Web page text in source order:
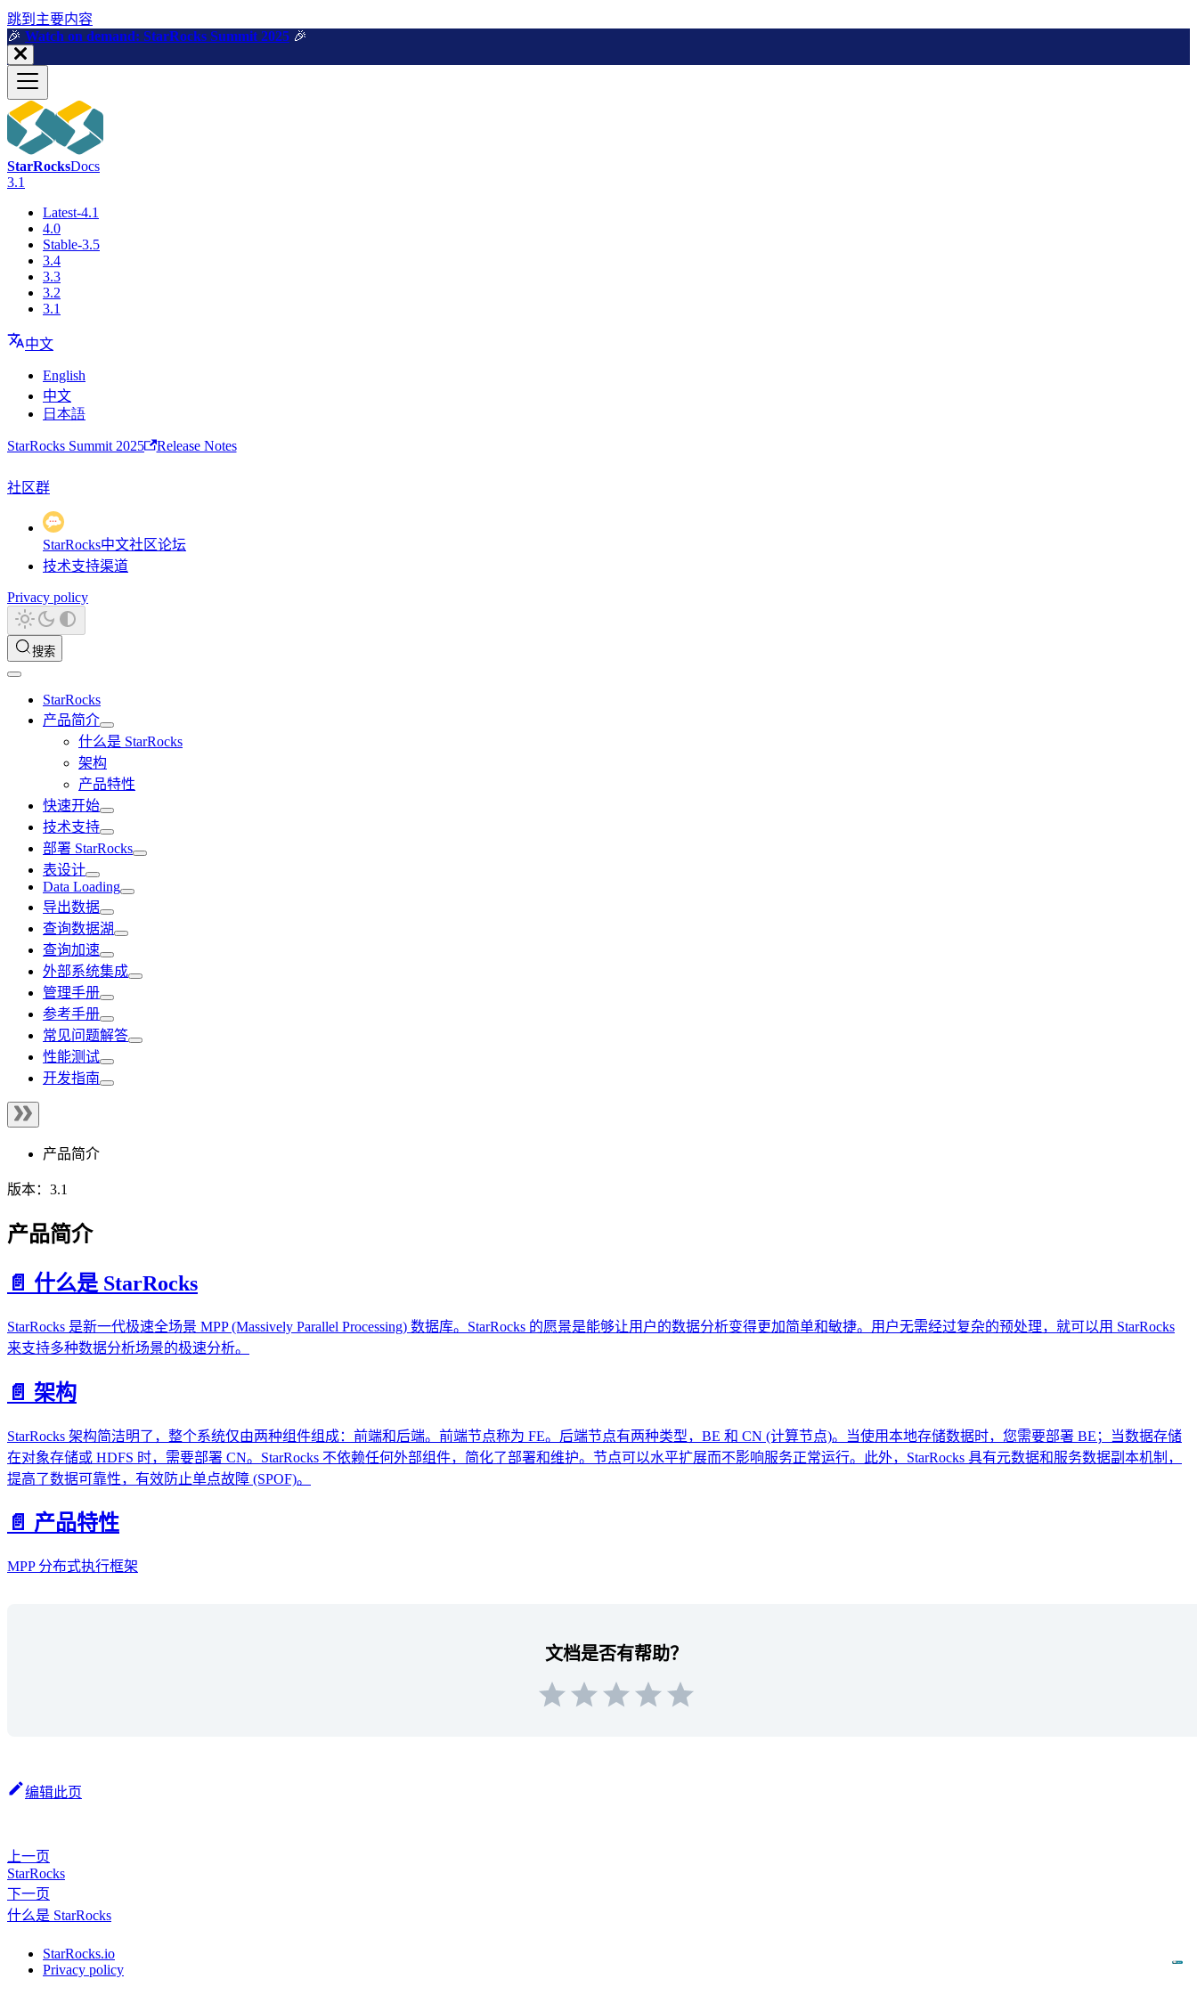
跳到主要内容
🎉️ Watch on demand: StarRocks Summit 2025 🎉️
StarRocksDocs
3.1
Latest-4.1
4.0
Stable-3.5
3.4
3.3
3.2
3.1
中文
English
中文
日本語
StarRocks Summit 2025 Release Notes
社区群
StarRocks中文社区论坛
技术支持渠道
Privacy policy
搜索
StarRocks
产品简介
什么是 StarRocks
架构
产品特性
快速开始
技术支持
部署 StarRocks
表设计
Data Loading
导出数据
查询数据湖
查询加速
外部系统集成
管理手册
参考手册
常见问题解答
性能测试
开发指南
产品简介
版本：3.1
产品简介
📄️ 什么是 StarRocks
StarRocks 是新一代极速全场景 MPP (Massively Parallel Processing) 数据库。StarRocks 的愿景是能够让用户的数据分析变得更加简单和敏捷。用户无需经过复杂的预处理，就可以用 StarRocks
来支持多种数据分析场景的极速分析。
📄️ 架构
StarRocks 架构简洁明了，整个系统仅由两种组件组成：前端和后端。前端节点称为 FE。后端节点有两种类型，BE 和 CN (计算节点)。当使用本地存储数据时，您需要部署 BE；当数据存储
在对象存储或 HDFS 时，需要部署 CN。StarRocks 不依赖任何外部组件，简化了部署和维护。节点可以水平扩展而不影响服务正常运行。此外，StarRocks 具有元数据和服务数据副本机制，
提高了数据可靠性，有效防止单点故障 (SPOF)。
📄️ 产品特性
MPP 分布式执行框架
文档是否有帮助？
编辑此页
上一页
StarRocks
下一页
什么是 StarRocks
StarRocks.io
Privacy policy